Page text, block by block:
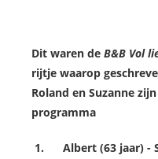
Dit waren de B&B Vol
rijtje waarop
Roland en Suzanne
programma
Albert (63 jaar) -